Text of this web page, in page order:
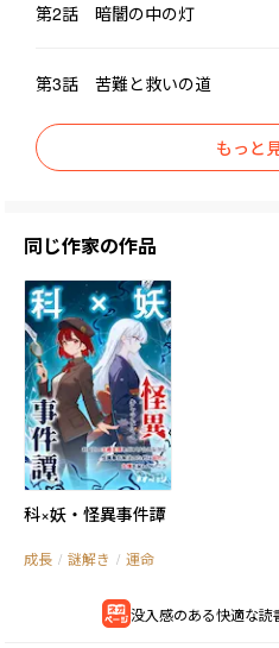
第2話 暗闇の中の灯
第3話 苦難と救いの道
もっと
同じ作家の作品
科×妖・怪異事件譚
成長 / 謎解き / 運命
没入感のある快適な読